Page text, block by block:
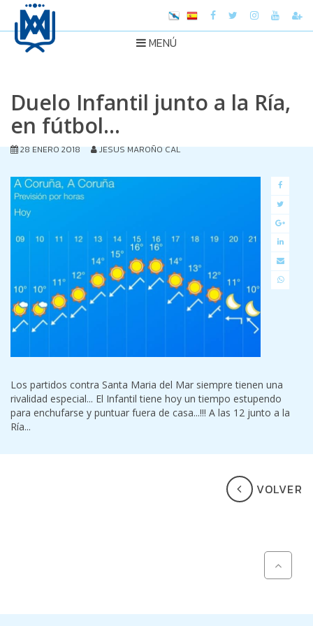
MENÚ
Duelo Infantil junto a la Ría,
en fútbol...
28 ENERO 2018 JESUS MAROÑO CAL
Los partidos contra Santa Maria del Mar siempre tienen una
rivalidad especial... El Infantil tiene hoy un tiempo estupendo
para enchufarse y puntuar fuera de casa...!!! A las 12 junto a la
Ría...
VOLVER